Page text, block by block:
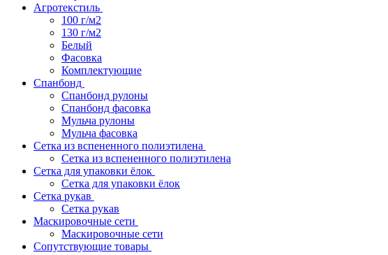
Агротекстиль
100 г/м2
130 г/м2
Белый
Фасовка
Комплектующие
Спанбонд
Спанбонд рулоны
Спанбонд фасовка
Мульча рулоны
Мульча фасовка
Сетка из вспененного полиэтилена
Сетка из вспененного полиэтилена
Сетка для упаковки ёлок
Сетка для упаковки ёлок
Сетка рукав
Сетка рукав
Маскировочные сети
Маскировочные сети
Сопутствующие товары